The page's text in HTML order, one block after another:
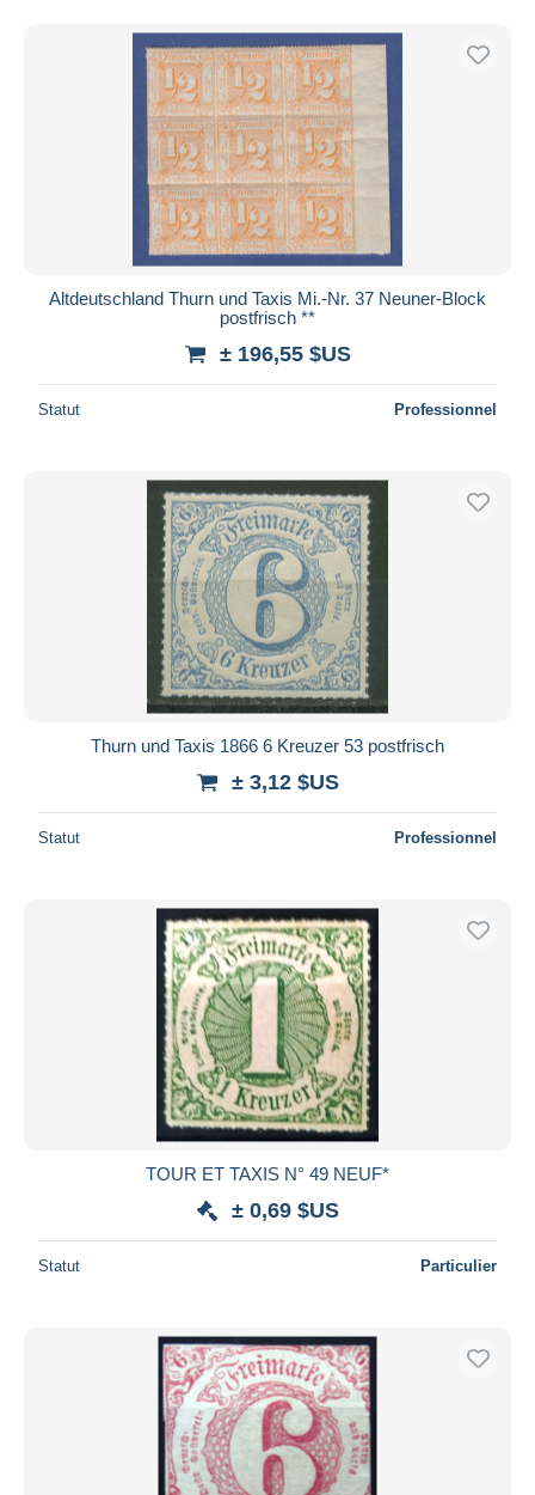
Altdeutschland Thurn und Taxis Mi.-Nr. 37 Neuner-Block
postfrisch **
± 196,55 $US
Statut Professionnel
Thurn und Taxis 1866 6 Kreuzer 53 postfrisch
± 3,12 $US
Statut Professionnel
TOUR ET TAXIS N° 49 NEUF*
± 0,69 $US
Statut Particulier